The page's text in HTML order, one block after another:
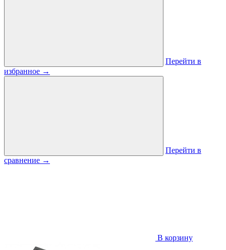
Перейти в
избранное →
Перейти в
сравнение →
В корзину